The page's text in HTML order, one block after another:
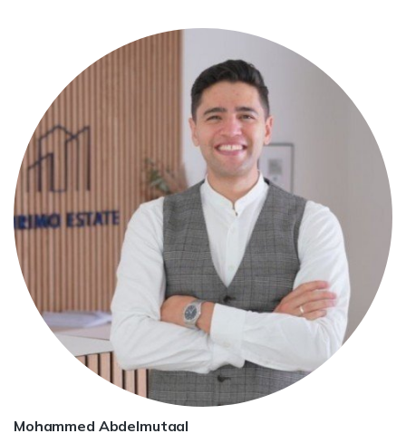
Mohammed Abdelmutaal